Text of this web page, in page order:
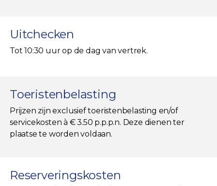
Uitchecken
Tot 10:30 uur op de dag van vertrek.
Toeristenbelasting
Prijzen zijn exclusief toeristenbelasting en/of
servicekosten à € 3.50 p.p.p.n. Deze dienen ter
plaatse te worden voldaan.
Reserveringskosten